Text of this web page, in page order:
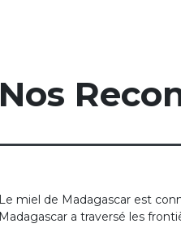
Nos
Le miel de Madagascar est
Madagascar a traversé les